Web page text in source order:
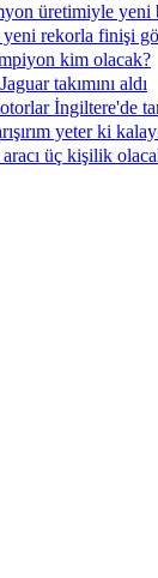
üretimiyle yeni
yeni rekorla finişi
kim olacak?
takımını aldı
İngiltere'de
yeter ki
üç kişilik